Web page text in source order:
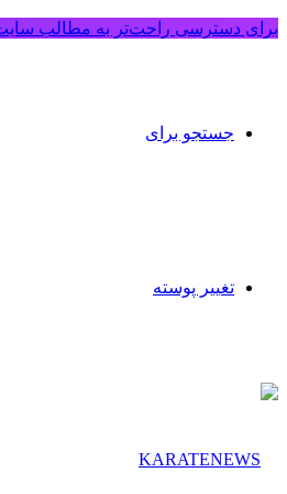
برای دسترسی راحت‌تر به مطالب سایت،
جستجو برای
تغییر پوسته